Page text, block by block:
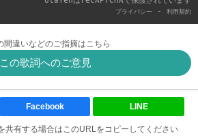
プライバシー - 利用契約
間違いなどのご指摘はこちら
この歌詞へのご意見
Facebook LINE
共有する場合はこのURLをコピーしてください